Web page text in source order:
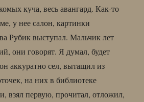
куча, весь авангард. Как-то
у нее салон, картинки
Рубик выступал. Мальчик лет
они говорят. Я думал, будет
аккуратно сел, вытащил из
на них в библиотеке
взял первую, прочитал, отложил,